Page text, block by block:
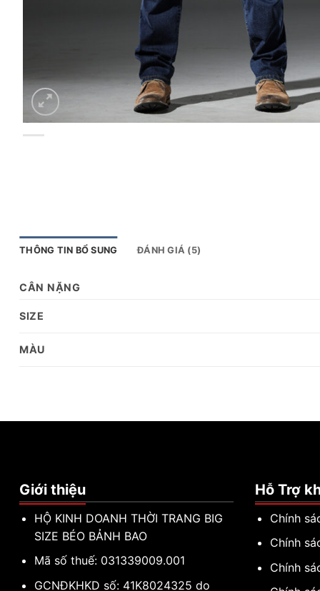
THÔNG TIN BỔ SUNG ĐÁNH GIÁ (5)
CÂN NẶNG
SIZE
MÀU
Giới thiệu
HỘ KINH DOANH THỜI TRANG BIG
SIZE BÉO BẢNH BAO
Mã số thuế: 031339009.001
GCNĐKHKD số: 41K8024325 do
Hỗ Trợ
Chính
Chính
Chính